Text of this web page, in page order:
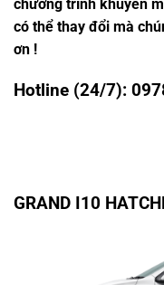
chương trình khuyến
có thể thay đổi mà
ơn !
Hotline (24/7):
GRAND I10